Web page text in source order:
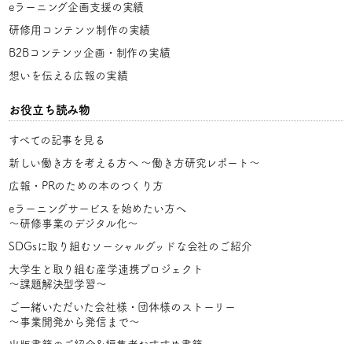
eラーニング企画支援の実績
研修用コンテンツ制作の実績
B2Bコンテンツ企画・制作の実績
想いを伝える広報の実績
お役立ち読み物
すべての記事を見る
新しい働き方を考える方へ 〜働き方研究レポート〜
広報・PRのための本のつくり方
eラーニングサービスを始めたい方へ
〜研修事業のデジタル化〜
SDGsに取り組むソーシャルグッドな会社のご紹介
大学生と取り組む産学連携プロジェクト
〜課題解決型学習〜
ご一緒いただいた会社様・団体様のストーリー
〜事業開発から発信まで〜